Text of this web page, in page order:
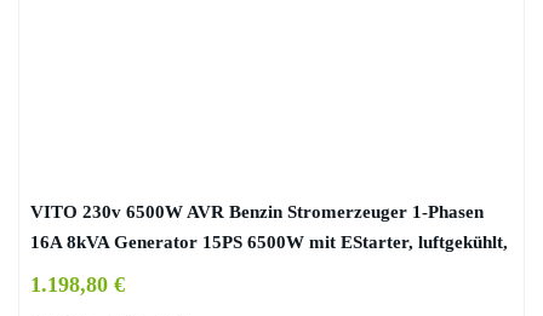
VITO 230v 6500W AVR Benzin Stromerzeuger 1-Phasen
16A 8kVA Generator 15PS 6500W mit EStarter, luftgekühlt,
Notstromaggregat (230v 8kVA Benzin)
1.198,80 €